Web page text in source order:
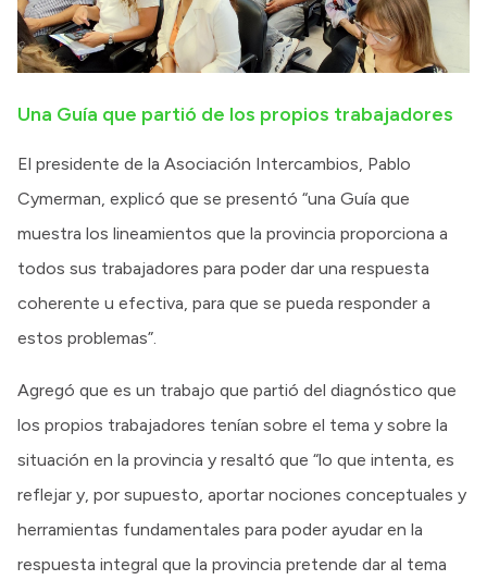
Una Guía que partió de los propios trabajadores
El presidente de la Asociación Intercambios, Pablo
Cymerman, explicó que se presentó “una Guía que
muestra los lineamientos que la provincia proporciona a
todos sus trabajadores para poder dar una respuesta
coherente u efectiva, para que se pueda responder a
estos problemas”.
Agregó que es un trabajo que partió del diagnóstico que
los propios trabajadores tenían sobre el tema y sobre la
situación en la provincia y resaltó que “lo que intenta, es
reflejar y, por supuesto, aportar nociones conceptuales y
herramientas fundamentales para poder ayudar en la
respuesta integral que la provincia pretende dar al tema